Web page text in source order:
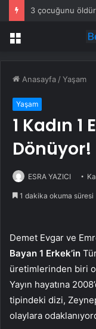
3 çocuğunu
Menü
Anasayfa /Yaşam
Yaşam
1 Kadın 1
Dönüyor!
ESRA YAZICI
1 dakika okuma süresi
Demet Evgar ve
Bayan 1 Erkek’in
üretimlerinden biri
Yayın hayatına
tipindeki dizi,
olaylara